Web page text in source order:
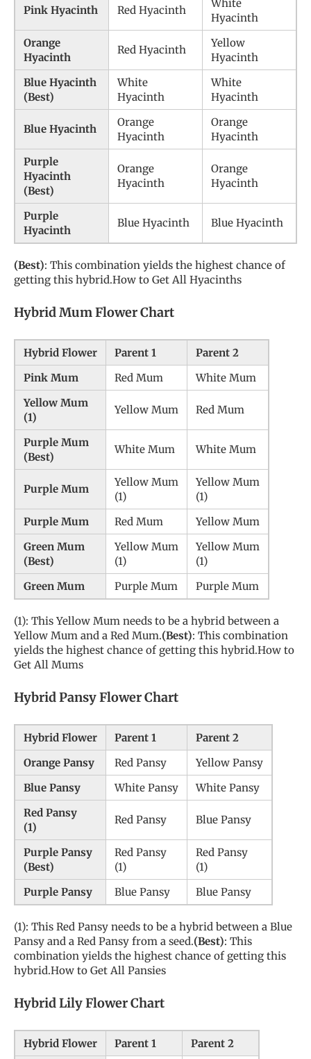
Pink Hyacinth Red Hyacinth
White
Hyacinth
Orange
Hyacinth
Red Hyacinth
Yellow
Hyacinth
Blue Hyacinth
(Best)
White
Hyacinth
White
Hyacinth
Blue Hyacinth
Orange
Hyacinth
Orange
Hyacinth
Purple
Hyacinth
(Best)
Orange
Hyacinth
Orange
Hyacinth
Purple
Hyacinth
Blue Hyacinth Blue Hyacinth
(Best): This combination yields the highest chance of
getting this hybrid.How to Get All Hyacinths
Hybrid Mum Flower Chart
Hybrid Flower Parent 1
Parent 2
Pink Mum
Red Mum
White Mum
Yellow Mum
(1)
Yellow Mum Red Mum
Purple Mum
(Best)
White Mum White Mum
Purple Mum
Yellow Mum
(1)
Yellow Mum
(1)
Purple Mum
Red Mum
Yellow Mum
Green Mum
(Best)
Yellow Mum
(1)
Yellow Mum
(1)
Green Mum
Purple Mum Purple Mum
(1): This Yellow Mum needs to be a hybrid between a
Yellow Mum and a Red Mum.(Best): This combination
yields the highest chance of getting this hybrid.How to
Get All Mums
Hybrid Pansy Flower Chart
Hybrid Flower Parent 1
Parent 2
Orange Pansy
Red Pansy
Yellow Pansy
Blue Pansy
White Pansy
White Pansy
Red Pansy
(1)
Red Pansy Blue Pansy
Purple Pansy
(Best)
Red Pansy
(1)
Red Pansy
(1)
Purple Pansy
Blue Pansy Blue Pansy
(1): This Red Pansy needs to be a hybrid between a Blue
Pansy and a Red Pansy from a seed.(Best): This
combination yields the highest chance of getting this
hybrid.How to Get All Pansies
Hybrid Lily Flower Chart
Hybrid Flower Parent 1
Parent 2